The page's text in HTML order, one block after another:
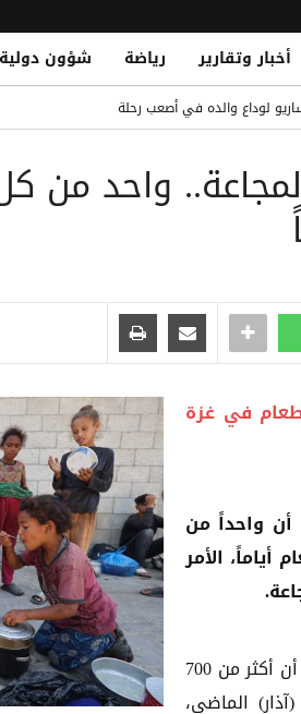
أخبار وتقارير رياضة شؤون دولية
لوداع والده في أصعب رحلة
Houthi Forces Conduct Forced Recruitment
مخدرات في عدن
إلى أمريكا: مسيرة حافلة بالألقاب في انتظار
في غزة
أن واحداً من
الأمر
وجاء في بيان للبرنامج التابع للأمم المتحدة، أن أكثر من 700
الماضي،